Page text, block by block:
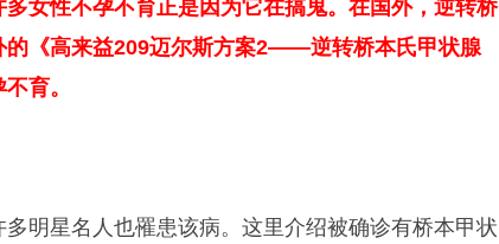
女性不孕不育正是因为它在搞鬼。在国外，逆转桥
的《高来益209迈尔斯方案2——逆转桥本氏甲状腺
育。
明星名人也罹患该病。这里介绍被确诊有桥本甲状